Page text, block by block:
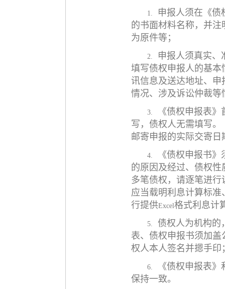
1.
申报人须在《债
的书面材料名称，并
为原件等；
2.
申报人须真实、
填写债权申报人的基
讯信息及送达地址、
情况、涉及诉讼仲裁等
3.
《债权申报表》
写，债权人无需填写。
邮寄申报的实际交寄日
4.
《债权申报书
的原因及经过、债权
多笔债权，请逐笔进
应当载明利息计算标
行提供Excel格式利息计
5.
债权人为机构的
表、债权申报书须加
权人本人签名并摁手印
6.
《债权申报表
保持一致。